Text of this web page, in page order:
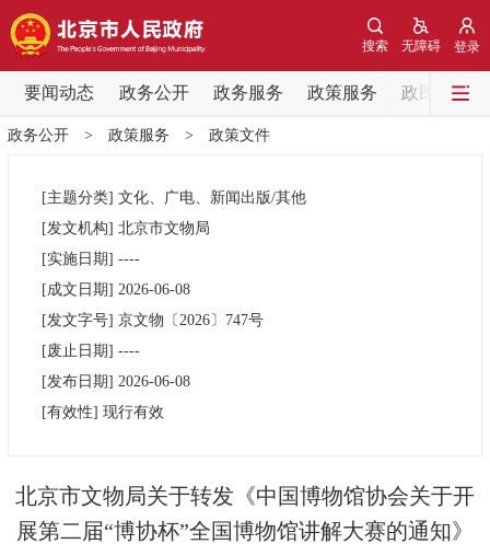
登录
无障碍
搜索
要闻动态 政务公开 政务服务 政策服务 政民互动
要闻动态
党中央精神 国务院信息
北京要闻 会议信息
政务公开
市领导
政策兑现 政策解读 回应关切
决策公开 专题公开
政务公开> 政策服务 > 政策文件
[主题分类] 文化、广电、新闻出版/其他
[发文机构] 北京市文物局
[实施日期] ----
[成文日期] 2026-06-08
[发文字号] 京文物 〔2026〕 747号
[废止日期] ----
[发布日期] 2026-06-08
[有效性] 现行有效
北京市文物局关于转发《中国博物馆协会关于开
展第二届“博协杯”全国博物馆讲解大赛的通知》